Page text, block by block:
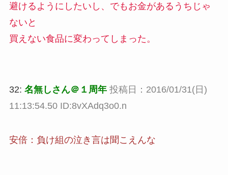
避けるようにしたいし、でもお金があるうちじゃ
ないと
買えない食品に変わってしまった。
32: 名無しさん＠１周年 投稿日：2016/01/31(日)
11:13:54.50 ID:8vXAdq3o0.n
安倍：負け組の泣き言は聞こえんな